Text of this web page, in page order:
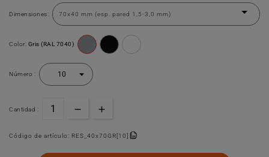
Dimensiones:
Color: Gris (RAL 7040)
Número :
Cantidad :
Código de artículo: RES_40x70GR[10]